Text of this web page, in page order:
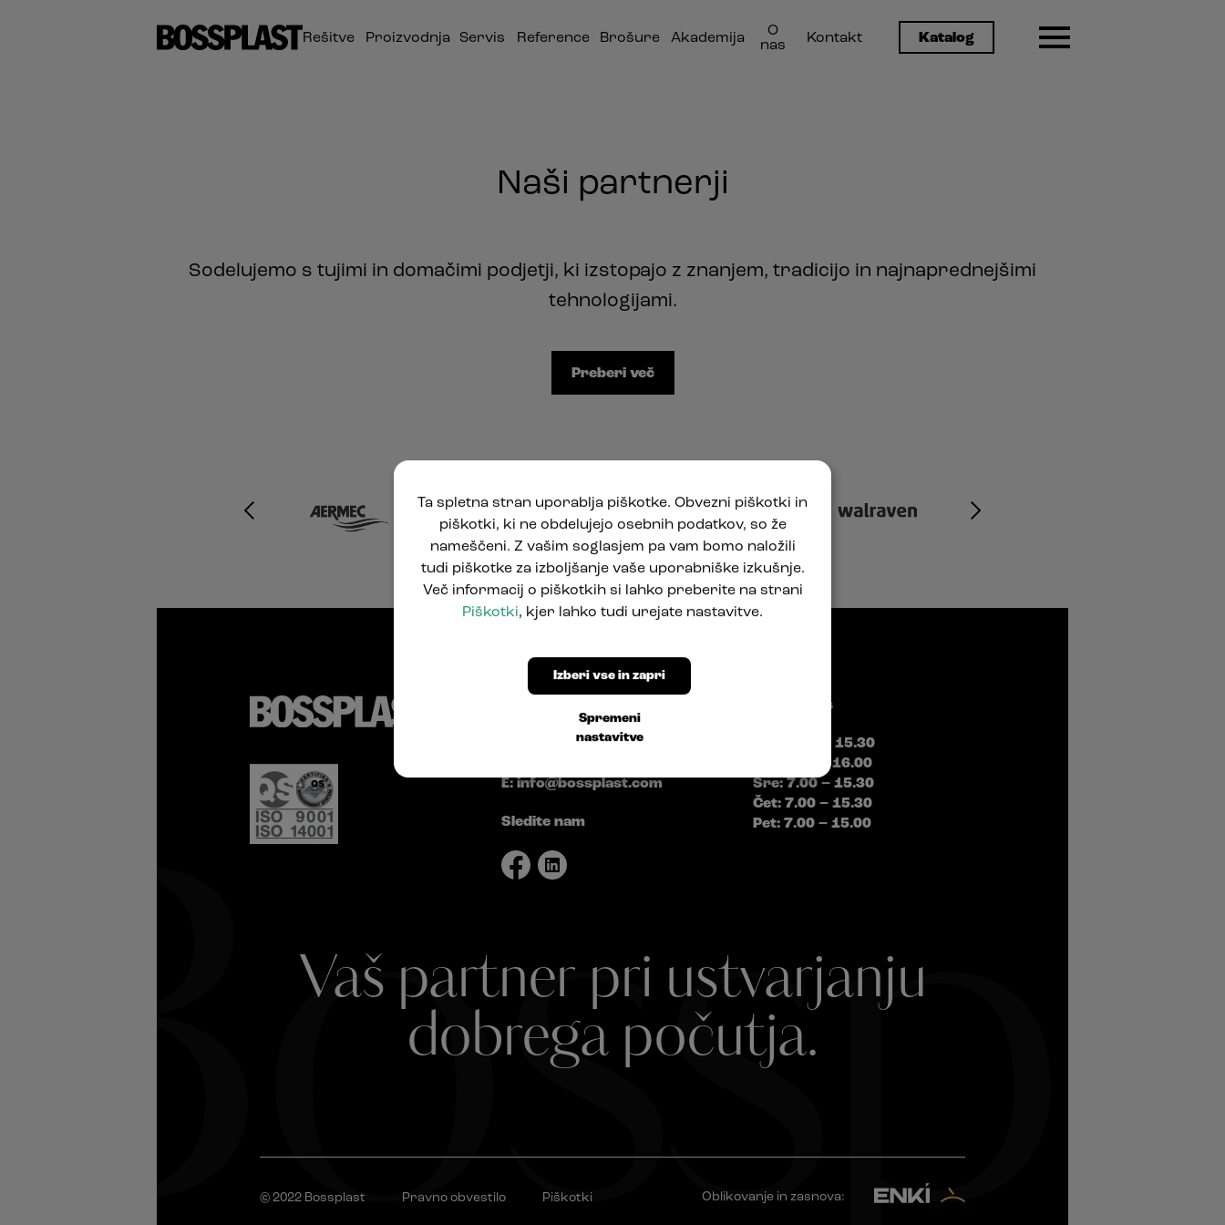
Rešitve Proizvodnja Servis Reference Brošure Akademija
O
nas
Kontakt Katalog
Naši partnerji
Sodelujemo s tujimi in domačimi podjetji, ki izstopajo z znanjem, tradicijo in najnaprednejšimi
tehnologijami.
Preberi več
1290 Grosuplje, Slovenija
E: info@bossplast.com
Sledite nam
Delovni čas
Pon: 7.00 – 15.30
Tor: 7.00 – 16.00
Sre: 7.00 – 15.30
Čet: 7.00 – 15.30
Pet: 7.00 – 15.00
Vaš partner pri ustvarjanju
dobrega počutja.
© 2022 Bossplast Pravno obvestilo Piškotki Oblikovanje in zasnova:
Ta spletna stran uporablja piškotke. Obvezni piškotki in
piškotki, ki ne obdelujejo osebnih podatkov, so že
nameščeni. Z vašim soglasjem pa vam bomo naložili
tudi piškotke za izboljšanje vaše uporabniške izkušnje.
Več informacij o piškotkih si lahko preberite na strani
Piškotki, kjer lahko tudi urejate nastavitve.
Spremeni
nastavitve
Izberi vse in zapri